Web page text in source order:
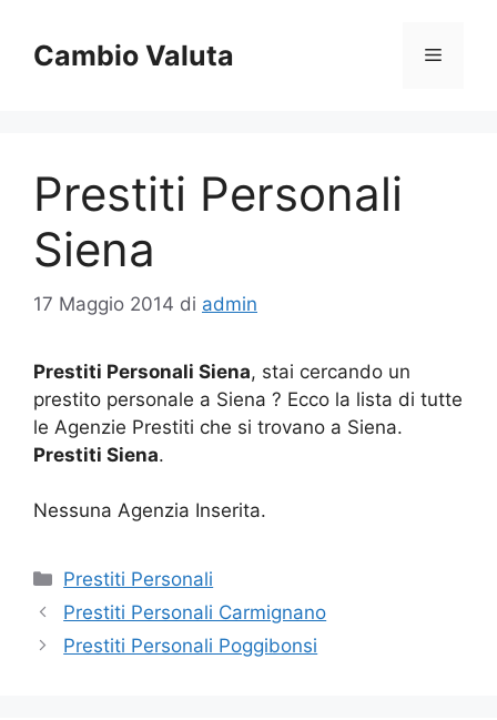
contenuto
Cambio Valuta Menu
Prestiti Personali
Siena
17 Maggio 2014 di admin
Prestiti Personali Siena, stai cercando un
prestito personale a Siena ? Ecco la lista di tutte
le Agenzie Prestiti che si trovano a Siena.
Prestiti Siena.
Nessuna Agenzia Inserita.
Categorie
Prestiti Personali
Prestiti Personali Carmignano
Prestiti Personali Poggibonsi